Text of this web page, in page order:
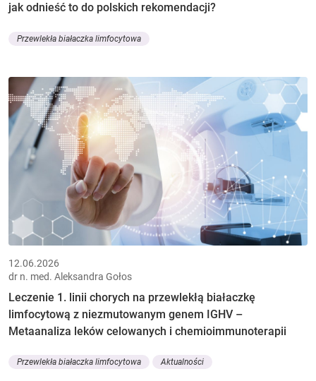
jak odnieść to do polskich rekomendacji?
Przewlekła białaczka limfocytowa
12.06.2026
dr n. med. Aleksandra Gołos
Leczenie 1. linii chorych na przewlekłą białaczkę
limfocytową z niezmutowanym genem IGHV –
Metaanaliza leków celowanych i chemioimmunoterapii
Przewlekła białaczka limfocytowa Aktualności